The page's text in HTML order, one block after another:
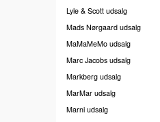
Lyle & Scott udsalg
Mads Nørgaard udsalg
MaMaMeMo udsalg
Marc Jacobs udsalg
Markberg udsalg
MarMar udsalg
Marni udsalg